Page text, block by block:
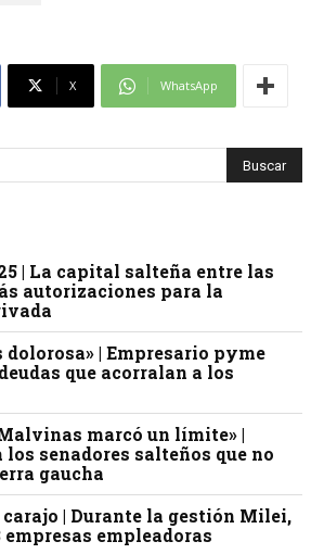
X WhatsApp
| La capital salteña entre las
autorizaciones para la
dolorosa» | Empresario pyme
que acorralan a los
marcó un límite» |
senadores salteños que no
gaucha
| Durante la gestión Milei,
empresas empleadoras